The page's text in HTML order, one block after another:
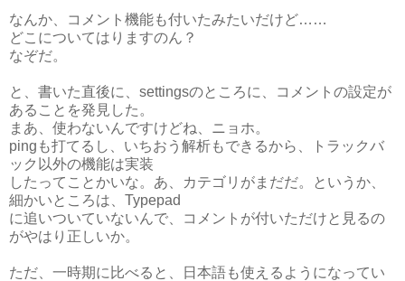
なんか、コメント機能も付いたみたいだけど……
どこについてはりますのん？
なぞだ。
と、書いた直後に、settingsのところに、コメントの設定が
あることを発見した。
まあ、使わないんですけどね、ニョホ。
pingも打てるし、いちおう解析もできるから、トラックバ
ック以外の機能は実装
したってことかいな。あ、カテゴリがまだだ。というか、
細かいところは、Typepad
に追いついていないんで、コメントが付いただけと見るの
がやはり正しいか。
ただ、一時期に比べると、日本語も使えるようになってい